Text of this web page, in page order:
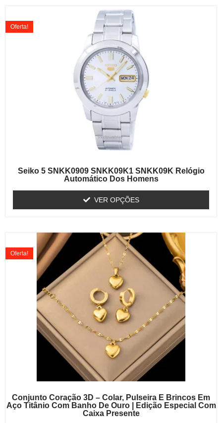
Seiko 5 SNKK0909 SNKK09K1 SNKK09K Relógio
Automático Dos Homens
Oferta!
VER OPÇÕES
Conjunto Coração 3D – Colar, Pulseira E Brincos Em
Aço Titânio Com Banho De Ouro | Edição Especial Com
Caixa Presente
Oferta!